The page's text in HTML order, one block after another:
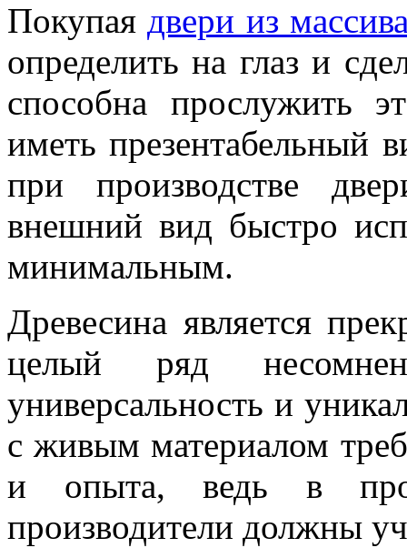
Покупая двери из
определить на глаз и
способна прослужить
иметь презентабельный
при производстве
внешний вид быстро
минимальным.
Древесина является
целый ряд
универсальность и
с живым материалом
и опыта, ведь в
производители должны